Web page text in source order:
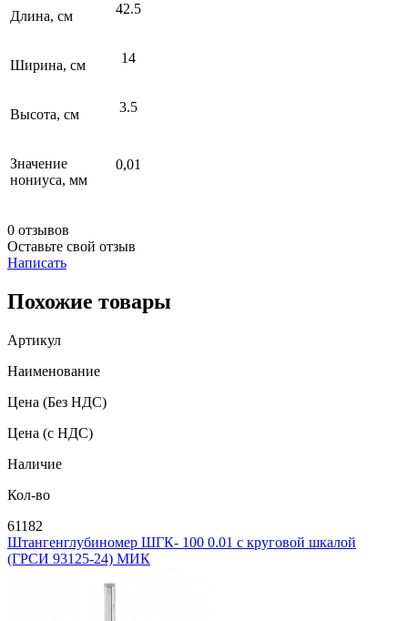
Длина, см 42.5
Ширина, см 14
Высота, см 3.5
Значение
нониуса, мм
0,01
0 отзывов
Оставьте свой отзыв
Написать
Похожие товары
Артикул
Наименование
Цена (Без НДС)
Цена (с НДС)
Наличие
Кол-во
61182
Штангенглубиномер ШГК- 100 0.01 с круговой шкалой
(ГРСИ 93125-24) МИК